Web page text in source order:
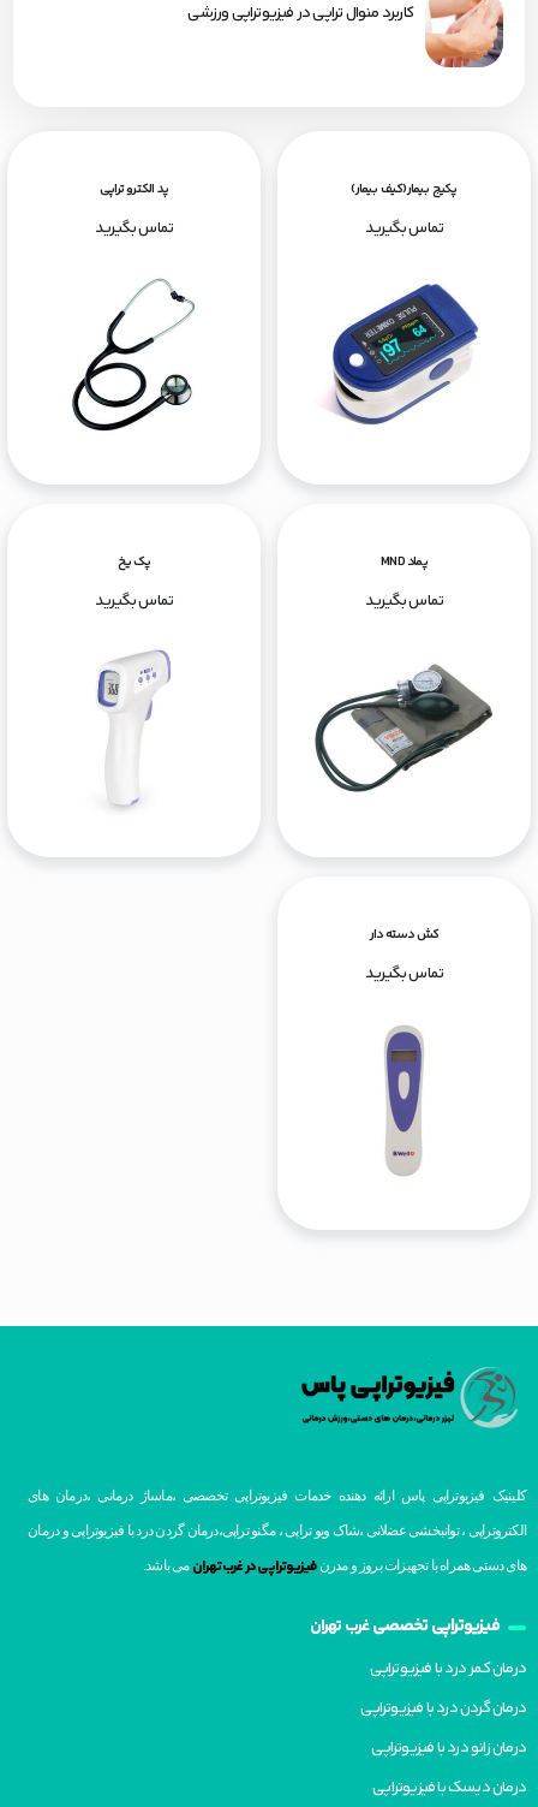
کاربرد منوال تراپی در فیزیوتراپی ورزشی
پکیج بیمار(کیف بیمار)
تماس بگیرید
پد الکترو تراپی
تماس بگیرید
پماد MND
تماس بگیرید
پک یخ
تماس بگیرید
کش دسته دار
تماس بگیرید
کلینیک فیزیوتراپی پاس ارائه دهنده خدمات فیزیوتراپی تخصصی ،ماساژ درمانی ،درمان های
الکتروتراپی ، توانبخشی عضلانی ،شاک ویو تراپی ، مگنو تراپی،درمان گردن درد با فیزیوتراپی و درمان
های دستی همراه با تجهیزات بروز و مدرنفیزیوتراپی در غرب تهران می باشد.
فیزیوتراپی تخصصیغرب تهران
درمان کمر درد با فیزیوتراپی
درمان گردن درد با فیزیوتراپی
درمان زانو درد با فیزیوتراپی
درمان دیسک با فیزیوتراپی